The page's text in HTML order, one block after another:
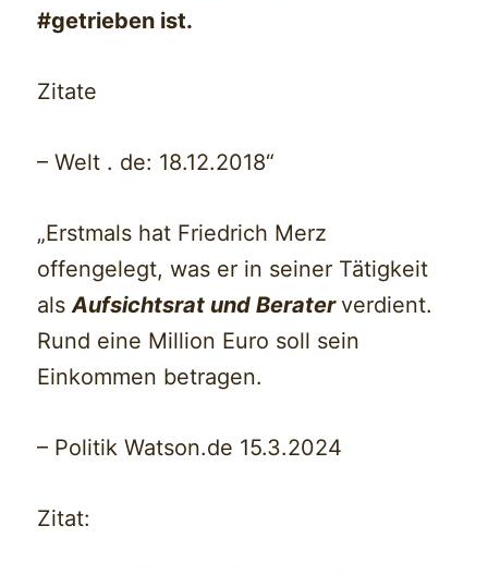
#getrieben ist.
Zitate
– Welt . de: 18.12.2018“
„Erstmals hat Friedrich Merz
offengelegt, was er in seiner Tätigkeit
alsAufsichtsrat und Beraterverdient.
Rund eine Million Euro soll sein
Einkommen betragen.
– Politik Watson.de 15.3.2024
Zitat: